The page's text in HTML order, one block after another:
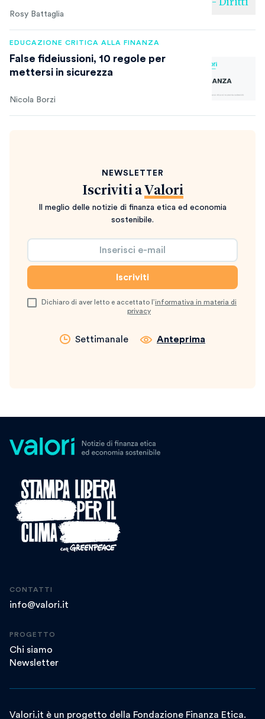
Rosy Battaglia
EDUCAZIONE CRITICA ALLA FINANZA
False fideiussioni, 10 regole per
mettersi in sicurezza
Nicola Borzi
NEWSLETTER
Iscriviti a Valori
Il meglio delle notizie di finanza etica ed economia
sostenibile.
Dichiaro di aver letto e accettato l’informativa in materia di
privacy
Settimanale Anteprima
CONTATTI
info@valori.it
PROGETTO
Chi siamo
Newsletter
Valori.it è un progetto della Fondazione Finanza Etica.